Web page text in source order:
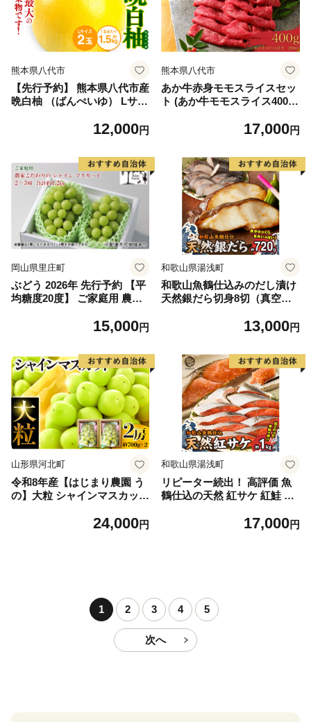
熊本県八代市
【先行予約】 熊本県八代市産
晩白柚 （ばんぺいゆ） Lサイ
もの フルーツ おやつ 特産 熊
12,000円
熊本県八代市
あか牛赤身モモスライスセッ
ト (あか牛モモスライス400
17,000円
岡山県里庄町
ぶどう 2026年 先行予約 【平
均糖度20度】 ご家庭用 農家
ット 2～3房 合計約1.2kg ブ
直送 】
15,000円
和歌山県湯浅町
和歌山魚鶴仕込みのだし漬け
天然銀だら切身8切（真空パ
製法 良質な脂 ふっくら 柔ら
ぶ だし漬け 煮付け ムニエル
味噌漬け 鍋物 冷凍 湯浅町 送
料無料_G7334
13,000円
山形県河北町
令和8年産【はじまり農園 う
の】大粒 シャインマスカット
河北町産 【河北町観光物産協
24,000円
和歌山県湯浅町
リピーター続出！ 高評価 魚
鶴仕込の天然 紅サケ 紅鮭 鮭
レビュー高評価 小分け 真空
町 送料無料_G7317
17,000円
1 2 3 4 5
次へ